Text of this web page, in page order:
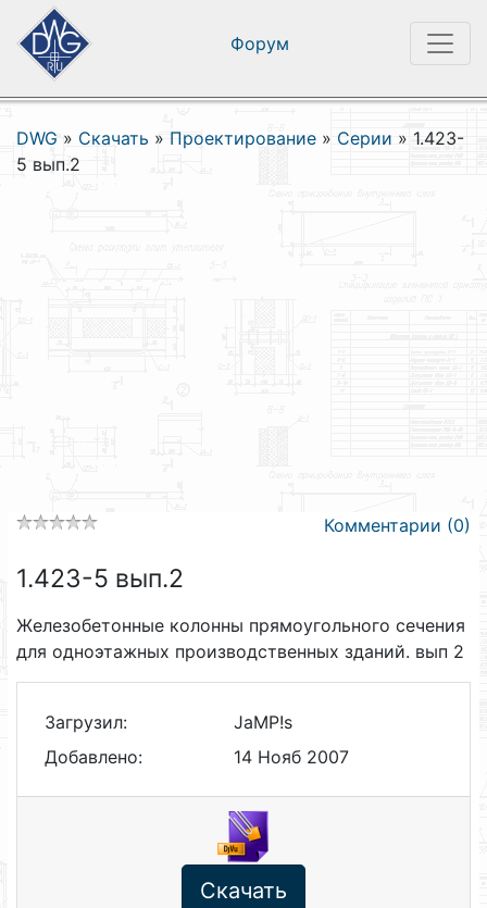
Форум
DWG » Скачать » Проектирование » Серии » 1.423-
5 вып.2
Комментарии (0)
1.423-5 вып.2
Железобетонные колонны прямоугольного сечения
для одноэтажных производственных зданий. вып 2
Загрузил:
JaMP!s
Добавлено:
14 Нояб 2007
Скачать